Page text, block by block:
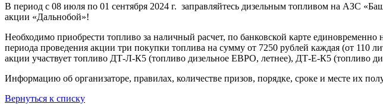
В период с 08 июля по 01 сентября 2024 г. заправляйтесь дизельным топливом на АЗС
акции «Дальнобой»!
Необходимо приобрести топливо за наличный расчет, по банковской карте
периода проведения акции три покупки топлива на сумму от 7250 рублей каждая (от 110
акции участвует топливо ДТ-Л-К5 (топливо дизельное ЕВРО, летнее), ДТ-Е-К5 (топливо
Информацию об организаторе, правилах, количестве призов, порядке, сроке и месте их
Вернуться к списку